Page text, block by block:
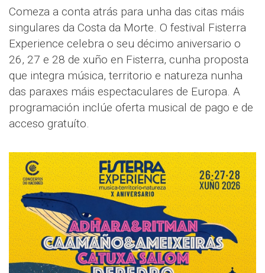
Comeza a conta atrás para unha das citas máis
singulares da Costa da Morte. O festival Fisterra
Experience celebra o seu décimo aniversario o
26, 27 e 28 de xuño en Fisterra, cunha proposta
que integra música, territorio e natureza nunha
das paraxes máis espectaculares de Europa. A
programación inclúe oferta musical de pago e de
acceso gratuíto.